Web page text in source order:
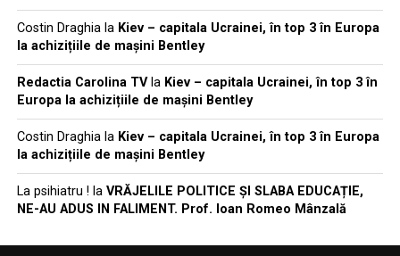
Costin Draghiala Kiev – capitala Ucrainei, în top 3 în Europa
la achizițiile de mașini Bentley
Redactia Carolina TVla Kiev – capitala Ucrainei, în top 3 în
Europa la achizițiile de mașini Bentley
Costin Draghiala Kiev – capitala Ucrainei, în top 3 în Europa
la achizițiile de mașini Bentley
La psihiatru ! la VRĂJELILE POLITICE ȘI SLABA EDUCAȚIE,
NE-AU ADUS IN FALIMENT. Prof. Ioan Romeo Mânzală